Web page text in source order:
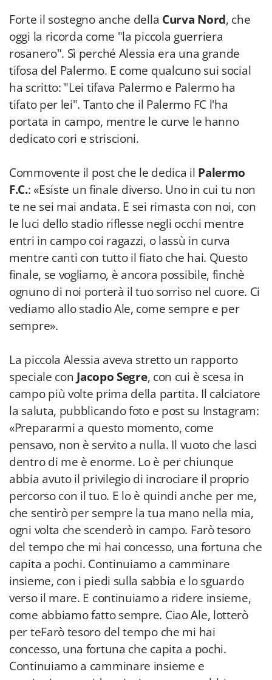
Forte il sostegno anche della Curva Nord, che
oggi la ricorda come "la piccola guerriera
rosanero". Sì perché Alessia era una grande
tifosa del Palermo. E come qualcuno sui social
ha scritto: "Lei tifava Palermo e Palermo ha
tifato per lei". Tanto che il Palermo FC l'ha
portata in campo, mentre le curve le hanno
dedicato cori e striscioni.
Commovente il post che le dedica il Palermo
F.C.: «Esiste un finale diverso. Uno in cui tu non
te ne sei mai andata. E sei rimasta con noi, con
le luci dello stadio riflesse negli occhi mentre
entri in campo coi ragazzi, o lassù in curva
mentre canti con tutto il fiato che hai. Questo
finale, se vogliamo, è ancora possibile, finchè
ognuno di noi porterà il tuo sorriso nel cuore. Ci
vediamo allo stadio Ale, come sempre e per
sempre».
La piccola Alessia aveva stretto un rapporto
speciale con Jacopo Segre, con cui è scesa in
campo più volte prima della partita. Il calciatore
la saluta, pubblicando foto e post su Instagram:
«Prepararmi a questo momento, come
pensavo, non è servito a nulla. Il vuoto che lasci
dentro di me è enorme. Lo è per chiunque
abbia avuto il privilegio di incrociare il proprio
percorso con il tuo. E lo è quindi anche per me,
che sentirò per sempre la tua mano nella mia,
ogni volta che scenderò in campo. Farò tesoro
del tempo che mi hai concesso, una fortuna che
capita a pochi. Continuiamo a camminare
insieme, con i piedi sulla sabbia e lo sguardo
verso il mare. E continuiamo a ridere insieme,
come abbiamo fatto sempre. Ciao Ale, lotterò
per teFarò tesoro del tempo che mi hai
concesso, una fortuna che capita a pochi.
Continuiamo a camminare insieme e